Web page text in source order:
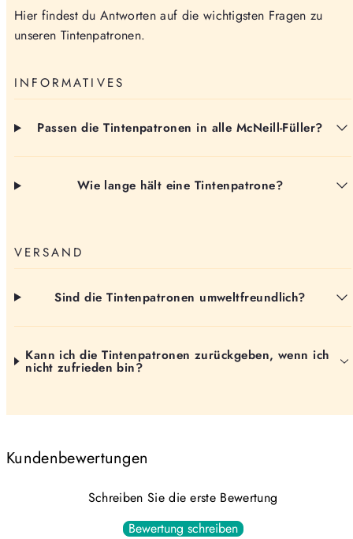
Hier findest du Antworten auf die wichtigsten Fragen zu
unseren Tintenpatronen.
INFORMATIVES
Passen die Tintenpatronen in alle McNeill-Füller?
Wie lange hält eine Tintenpatrone?
VERSAND
Sind die Tintenpatronen umweltfreundlich?
Kann ich die Tintenpatronen zurückgeben, wenn ich
nicht zufrieden bin?
Kundenbewertungen
Schreiben Sie die erste Bewertung
Bewertung schreiben